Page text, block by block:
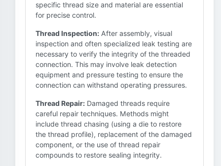
specific thread size and material are essential
for precise control.
Thread Inspection: After assembly, visual
inspection and often specialized leak testing are
necessary to verify the integrity of the threaded
connection. This may involve leak detection
equipment and pressure testing to ensure the
connection can withstand operating pressures.
Thread Repair: Damaged threads require
careful repair techniques. Methods might
include thread chasing (using a die to restore
the thread profile), replacement of the damaged
component, or the use of thread repair
compounds to restore sealing integrity.